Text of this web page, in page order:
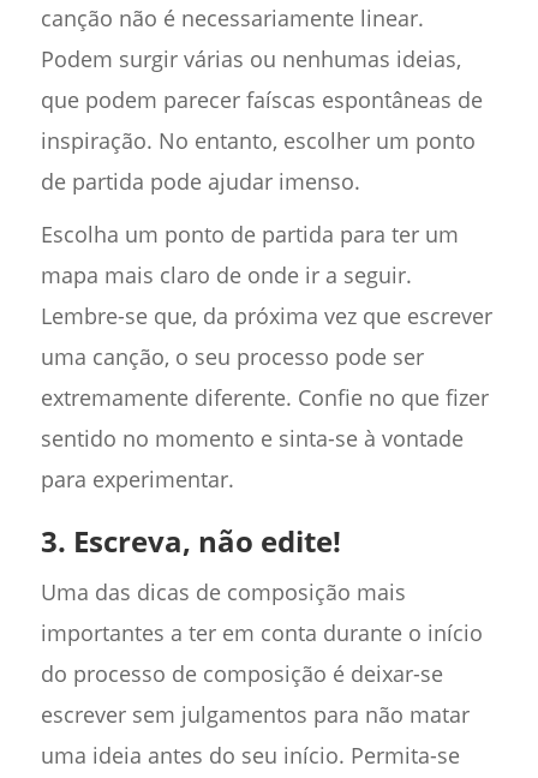
canção não é necessariamente linear.
Podem surgir várias ou nenhumas ideias,
que podem parecer faíscas espontâneas de
inspiração. No entanto, escolher um ponto
de partida pode ajudar imenso.
Escolha um ponto de partida para ter um
mapa mais claro de onde ir a seguir.
Lembre-se que, da próxima vez que escrever
uma canção, o seu processo pode ser
extremamente diferente. Confie no que fizer
sentido no momento e sinta-se à vontade
para experimentar.
3. Escreva, não edite!
Uma das dicas de composição mais
importantes a ter em conta durante o início
do processo de composição é deixar-se
escrever sem julgamentos para não matar
uma ideia antes do seu início. Permita-se